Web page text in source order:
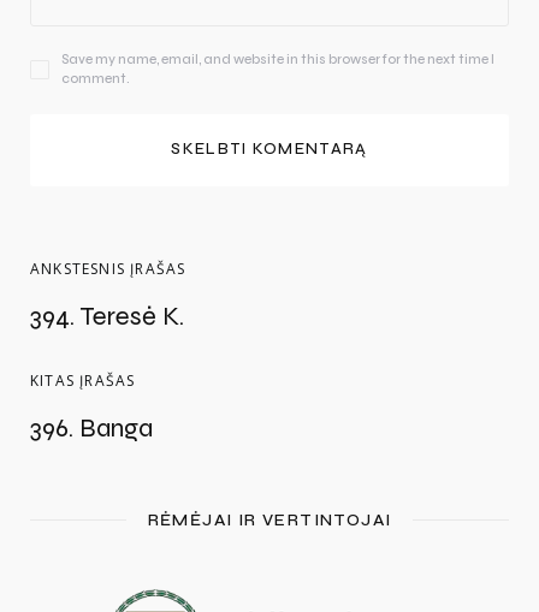
Save my name, email, and website in this browser for the next time I
comment.
ANKSTESNIS ĮRAŠAS
394. Teresė K.
KITAS ĮRAŠAS
396. Banga
RĖMĖJAI IR VERTINTOJAI